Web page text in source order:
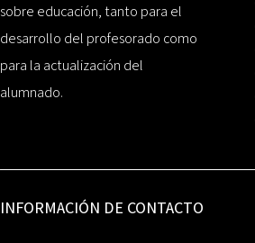
sobre educación, tanto para el
desarrollo del profesorado como
para la actualización del
alumnado.
INFORMACIÓN DE CONTACTO